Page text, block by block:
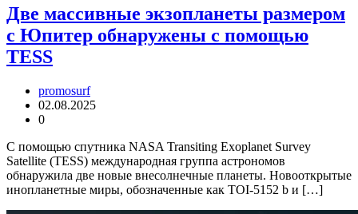
Две массивные экзопланеты размером
с Юпитер обнаружены с помощью
TESS
promosurf
02.08.2025
0
С помощью спутника NASA Transiting Exoplanet Survey
Satellite (TESS) международная группа астрономов
обнаружила две новые внесолнечные планеты. Новооткрытые
инопланетные миры, обозначенные как TOI-5152 b и […]